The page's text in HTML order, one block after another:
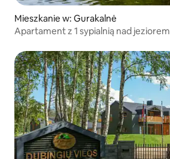
Mieszkanie w: Gurakalnė
Apartament z 1 sypialnią nad jeziorem